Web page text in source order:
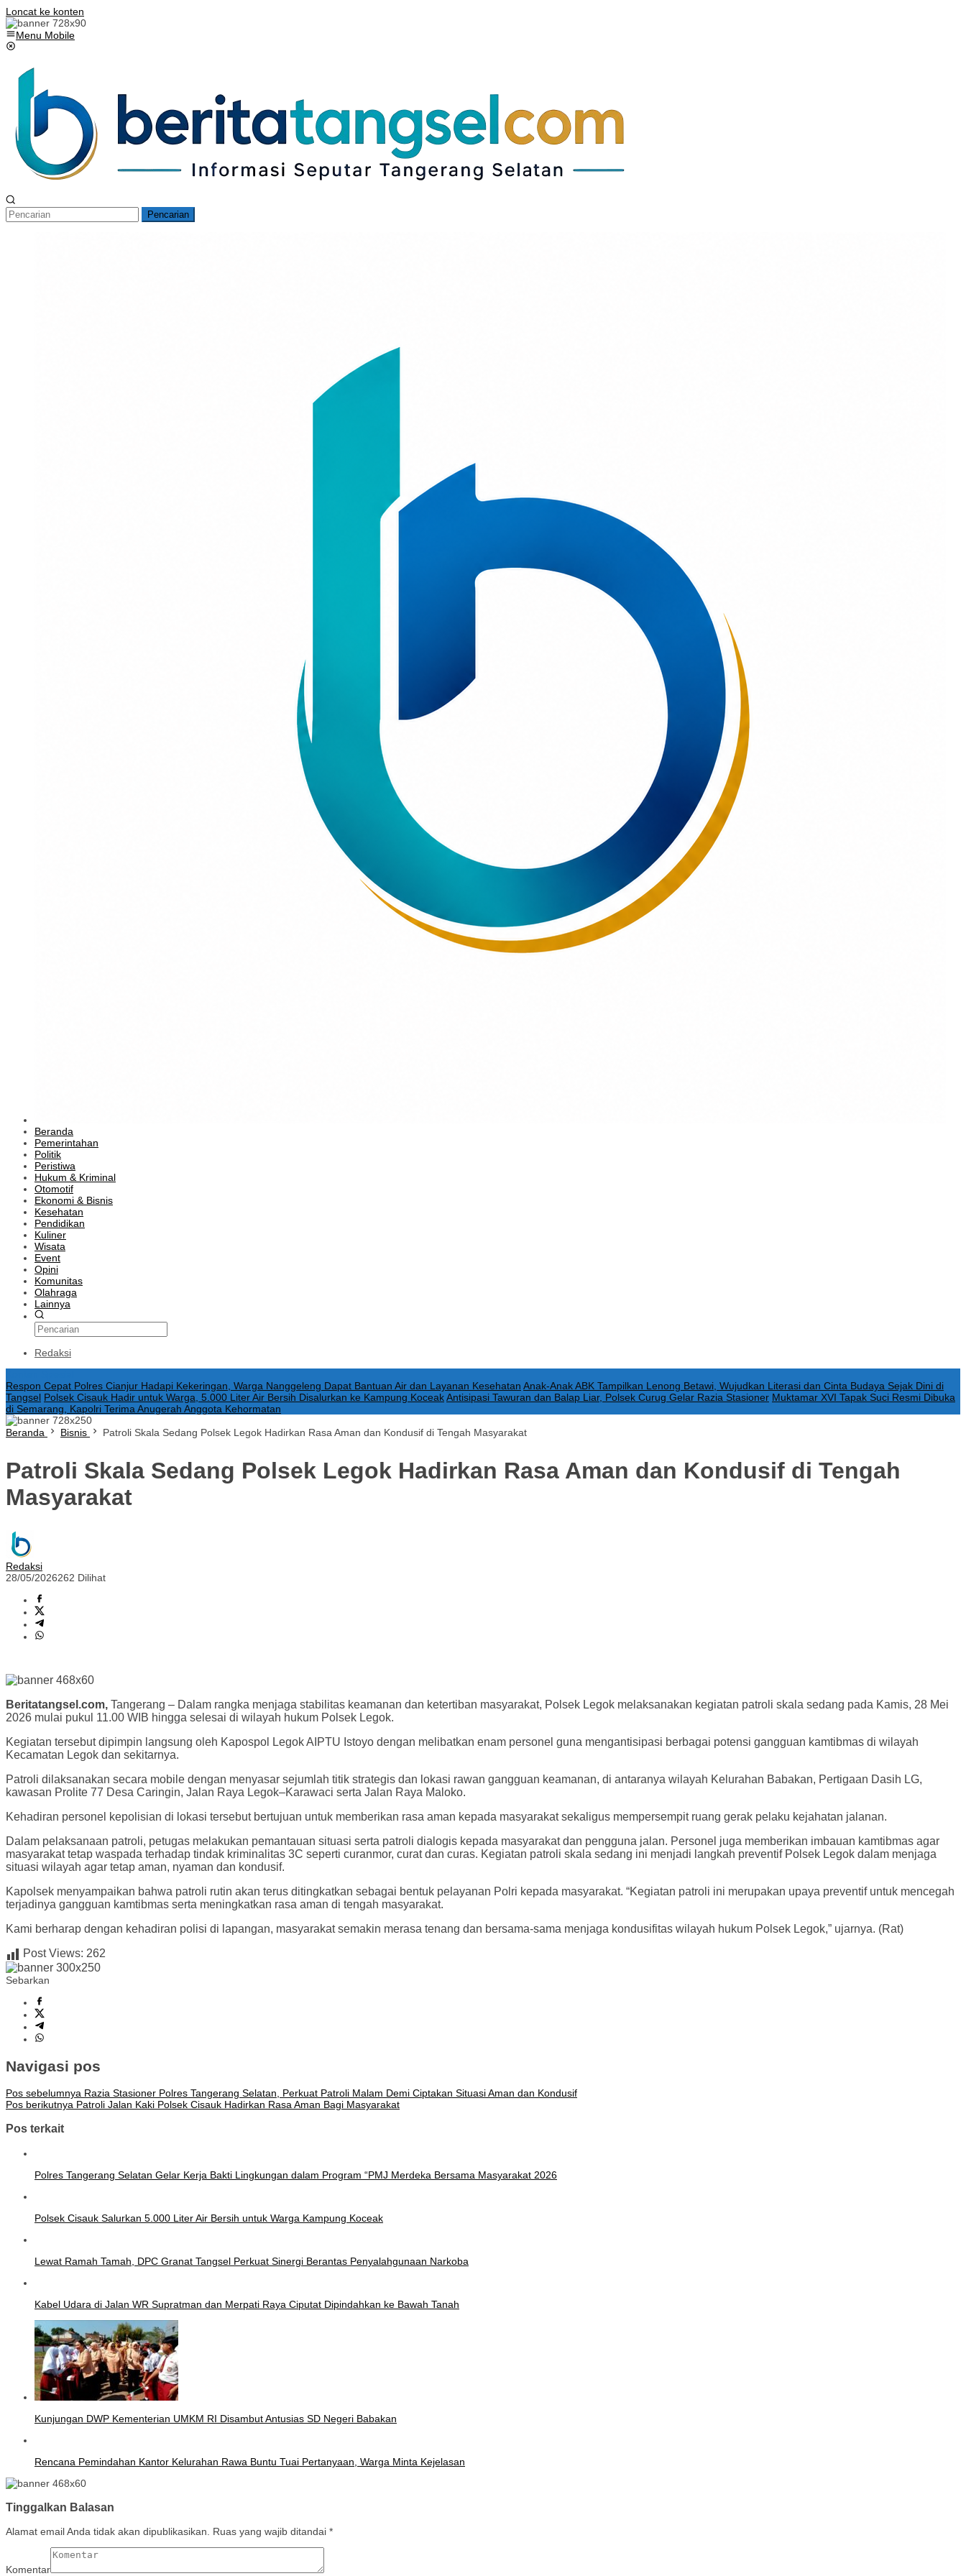
Loncat ke konten
Menu Mobile
Pencarian
Beranda
Pemerintahan
Politik
Peristiwa
Hukum & Kriminal
Otomotif
Ekonomi & Bisnis
Kesehatan
Pendidikan
Kuliner
Wisata
Event
Opini
Komunitas
Olahraga
Lainnya
Redaksi
Respon Cepat Polres Cianjur Hadapi Kekeringan, Warga Nanggeleng Dapat Bantuan Air dan Layanan Kesehatan Anak-Anak ABK Tampilkan Lenong Betawi, Wujudkan Literasi dan Cinta Budaya Sejak Dini di
Tangsel Polsek Cisauk Hadir untuk Warga, 5.000 Liter Air Bersih Disalurkan ke Kampung KoceakAntisipasi Tawuran dan Balap Liar, Polsek Curug Gelar Razia Stasioner Muktamar XVI Tapak Suci Resmi Dibuka
di Semarang, Kapolri Terima Anugerah Anggota Kehormatan
Beranda Bisnis Patroli Skala Sedang Polsek Legok Hadirkan Rasa Aman dan Kondusif di Tengah Masyarakat
Patroli Skala Sedang Polsek Legok Hadirkan Rasa Aman dan Kondusif di Tengah
Masyarakat
Redaksi
28/05/2026262 Dilihat
Beritatangsel.com, Tangerang – Dalam rangka menjaga stabilitas keamanan dan ketertiban masyarakat, Polsek Legok melaksanakan kegiatan patroli skala sedang pada Kamis, 28 Mei
2026 mulai pukul 11.00 WIB hingga selesai di wilayah hukum Polsek Legok.
Kegiatan tersebut dipimpin langsung oleh Kapospol Legok AIPTU Istoyo dengan melibatkan enam personel guna mengantisipasi berbagai potensi gangguan kamtibmas di wilayah
Kecamatan Legok dan sekitarnya.
Patroli dilaksanakan secara mobile dengan menyasar sejumlah titik strategis dan lokasi rawan gangguan keamanan, di antaranya wilayah Kelurahan Babakan, Pertigaan Dasih LG,
kawasan Prolite 77 Desa Caringin, Jalan Raya Legok–Karawaci serta Jalan Raya Maloko.
Kehadiran personel kepolisian di lokasi tersebut bertujuan untuk memberikan rasa aman kepada masyarakat sekaligus mempersempit ruang gerak pelaku kejahatan jalanan.
Dalam pelaksanaan patroli, petugas melakukan pemantauan situasi serta patroli dialogis kepada masyarakat dan pengguna jalan. Personel juga memberikan imbauan kamtibmas agar
masyarakat tetap waspada terhadap tindak kriminalitas 3C seperti curanmor, curat dan curas. Kegiatan patroli skala sedang ini menjadi langkah preventif Polsek Legok dalam menjaga
situasi wilayah agar tetap aman, nyaman dan kondusif.
Kapolsek menyampaikan bahwa patroli rutin akan terus ditingkatkan sebagai bentuk pelayanan Polri kepada masyarakat. “Kegiatan patroli ini merupakan upaya preventif untuk mencegah
terjadinya gangguan kamtibmas serta meningkatkan rasa aman di tengah masyarakat.
Kami berharap dengan kehadiran polisi di lapangan, masyarakat semakin merasa tenang dan bersama-sama menjaga kondusifitas wilayah hukum Polsek Legok,” ujarnya. (Rat)
Post Views: 262
Sebarkan
Navigasi pos
Pos sebelumnya Razia Stasioner Polres Tangerang Selatan, Perkuat Patroli Malam Demi Ciptakan Situasi Aman dan Kondusif
Pos berikutnya Patroli Jalan Kaki Polsek Cisauk Hadirkan Rasa Aman Bagi Masyarakat
Pos terkait
Polres Tangerang Selatan Gelar Kerja Bakti Lingkungan dalam Program “PMJ Merdeka Bersama Masyarakat 2026
Polsek Cisauk Salurkan 5.000 Liter Air Bersih untuk Warga Kampung Koceak
Lewat Ramah Tamah, DPC Granat Tangsel Perkuat Sinergi Berantas Penyalahgunaan Narkoba
Kabel Udara di Jalan WR Supratman dan Merpati Raya Ciputat Dipindahkan ke Bawah Tanah
Kunjungan DWP Kementerian UMKM RI Disambut Antusias SD Negeri Babakan
Rencana Pemindahan Kantor Kelurahan Rawa Buntu Tuai Pertanyaan, Warga Minta Kejelasan
Tinggalkan Balasan
Alamat email Anda tidak akan dipublikasikan. Ruas yang wajib ditandai *
Komentar